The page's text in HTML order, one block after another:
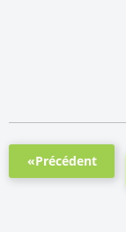
«Précédent